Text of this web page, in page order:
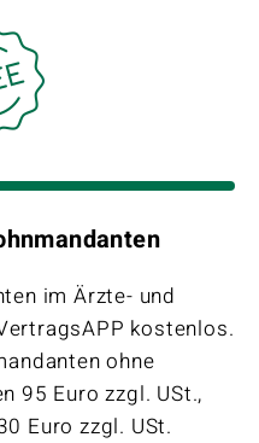
im Ärzte- und
kostenlos.
ohne
95 Euro zzgl. USt.,
Euro zzgl. USt.